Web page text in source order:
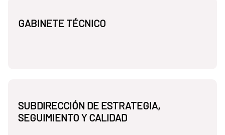
GABINETE TÉCNICO
SUBDIRECCIÓN DE ESTRATEGIA,
SEGUIMIENTO Y CALIDAD